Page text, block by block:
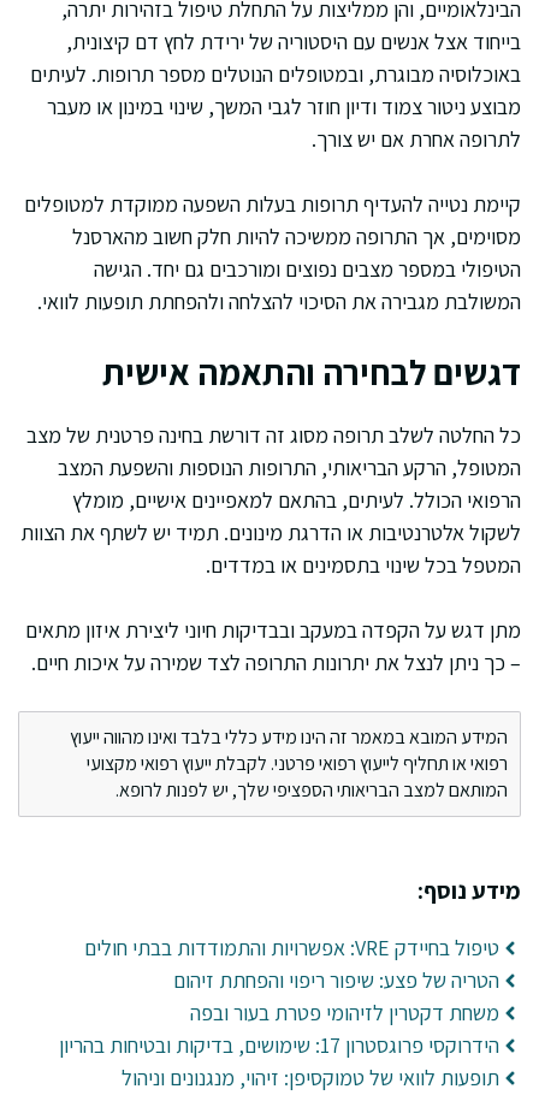
הבינלאומיים, והן ממליצות על התחלת טיפול בזהירות יתרה,
בייחוד אצל אנשים עם היסטוריה של ירידת לחץ דם קיצונית,
באוכלוסיה מבוגרת, ובמטופלים הנוטלים מספר תרופות. לעיתים
מבוצע ניטור צמוד ודיון חוזר לגבי המשך, שינוי במינון או מעבר
לתרופה אחרת אם יש צורך.
קיימת נטייה להעדיף תרופות בעלות השפעה ממוקדת למטופלים
מסוימים, אך התרופה ממשיכה להיות חלק חשוב מהארסנל
הטיפולי במספר מצבים נפוצים ומורכבים גם יחד. הגישה
המשולבת מגבירה את הסיכוי להצלחה ולהפחתת תופעות לוואי.
דגשים לבחירה והתאמה אישית
כל החלטה לשלב תרופה מסוג זה דורשת בחינה פרטנית של מצב
המטופל, הרקע הבריאותי, התרופות הנוספות והשפעת המצב
הרפואי הכולל. לעיתים, בהתאם למאפיינים אישיים, מומלץ
לשקול אלטרנטיבות או הדרגת מינונים. תמיד יש לשתף את הצוות
המטפל בכל שינוי בתסמינים או במדדים.
מתן דגש על הקפדה במעקב ובבדיקות חיוני ליצירת איזון מתאים
– כך ניתן לנצל את יתרונות התרופה לצד שמירה על איכות חיים.
המידע המובא במאמר זה הינו מידע כללי בלבד ואינו מהווה ייעוץ
רפואי או תחליף לייעוץ רפואי פרטני. לקבלת ייעוץ רפואי מקצועי
המותאם למצב הבריאותי הספציפי שלך, יש לפנות לרופא.
מידע נוסף:
טיפול בחיידק VRE: אפשרויות והתמודדות בבתי חולים
הטריה של פצע: שיפור ריפוי והפחתת זיהום
משחת דקטרין לזיהומי פטרת בעור ובפה
הידרוקסי פרוגסטרון 17: שימושים, בדיקות ובטיחות בהריון
תופעות לוואי של טמוקסיפן: זיהוי, מנגנונים וניהול